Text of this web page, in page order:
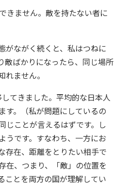
きません。敵を持たない者に
がながく続くと、私はつねに
敵ばかりになったら、同じ場所
ません。
てきました。平均的な日本人
す。（私が問題にしているの
じことが言えるはずです。し
うです。すなわち、一方にお
存在、距離をとりたい相手で
在、つまり、「敵」の位置を
ことを両方の国が理解してい